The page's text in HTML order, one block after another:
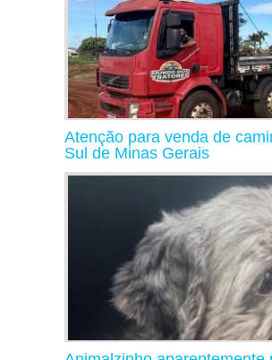
Atenção para venda de
Sul de Minas Gerais